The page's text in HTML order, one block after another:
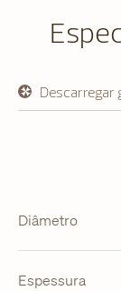
Descarregar
abre
em
Diâmetro
Espessura